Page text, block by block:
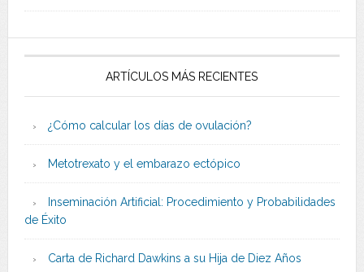
ARTÍCULOS MÁS RECIENTES
¿Cómo calcular los días de ovulación?
Metotrexato y el embarazo ectópico
Inseminación Artificial: Procedimiento y Probabilidades
de Éxito
Carta de Richard Dawkins a su Hija de Diez Años